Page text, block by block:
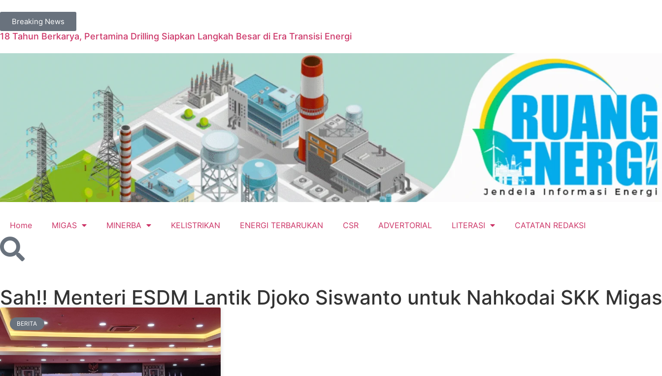
Breaking News
18 Tahun Berkarya, Pertamina Drilling Siapkan Langkah Besar di Era Transisi Energi
Home MIGAS MINERBA KELISTRIKAN ENERGI TERBARUKAN CSR ADVERTORIAL LITERASI CATATAN REDAKSI
Sah!! Menteri ESDM Lantik Djoko Siswanto untuk Nahkodai SKK Migas
BERITA